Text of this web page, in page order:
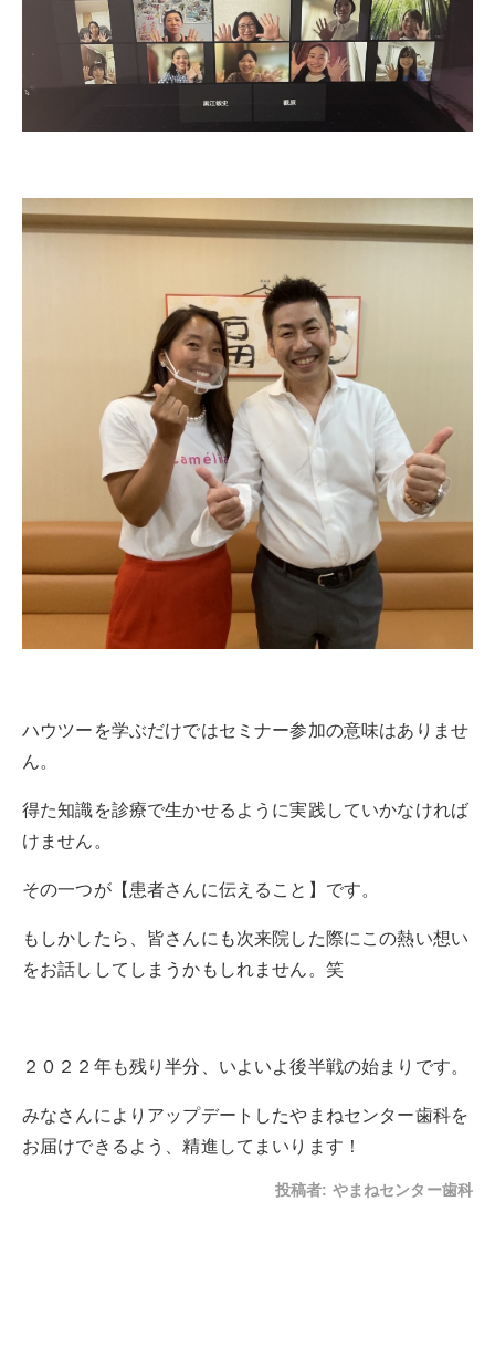
ハウツーを学ぶだけではセミナー参加の意味はありませ
ん。
得た知識を診療で生かせるように実践していかなければ
けません。
その一つが【患者さんに伝えること】です。
もしかしたら、皆さんにも次来院した際にこの熱い想い
をお話ししてしまうかもしれません。笑
２０２２年も残り半分、いよいよ後半戦の始まりです。
みなさんによりアップデートしたやまねセンター歯科を
お届けできるよう、精進してまいります！
投稿者: やまねセンター歯科